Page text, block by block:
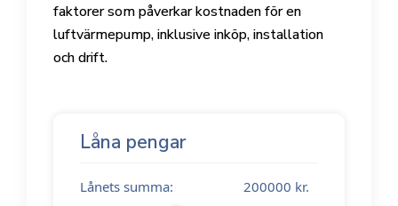
faktorer som påverkar kostnaden för en
luftvärmepump, inklusive inköp, installation
och drift.
Låna pengar
Lånets summa: 200000 kr.